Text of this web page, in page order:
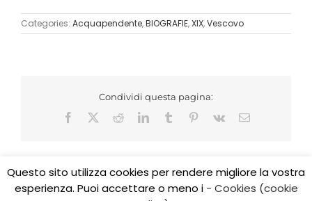
Categories: Acquapendente,BIOGRAFIE,XIX,Vescovo
Condividi questa pagina:
Facebook
RedditLinkedInTumblr Pinterest
Vk Email
Copyright 2017 CEDIDO v.2.3 | All Rights Reserved | Tel.
Questo sito utilizza cookies per rendere migliore la vostra
esperienza. Puoi accettare o meno i - Cookies (cookie